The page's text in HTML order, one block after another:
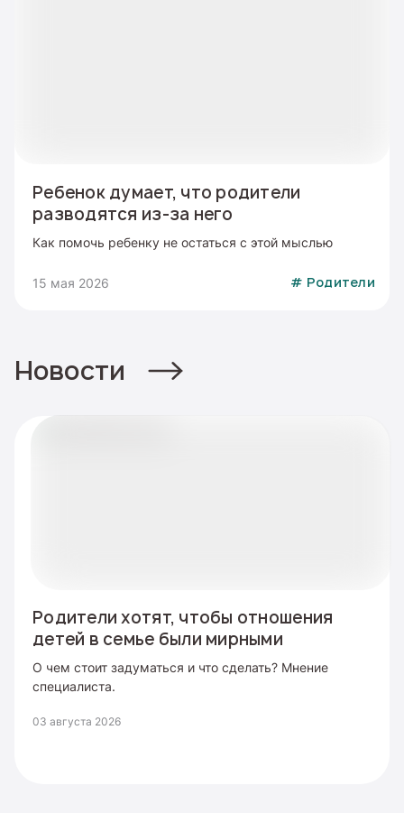
Ребенок думает, что родители
разводятся из-за него
Как помочь ребенку не остаться с этой мыслью
15 мая 2026 # Родители
Новости
Родители хотят, чтобы отношения
детей в семье были мирными
О чем стоит задуматься и что сделать? Мнение
специалиста.
03 августа 2026